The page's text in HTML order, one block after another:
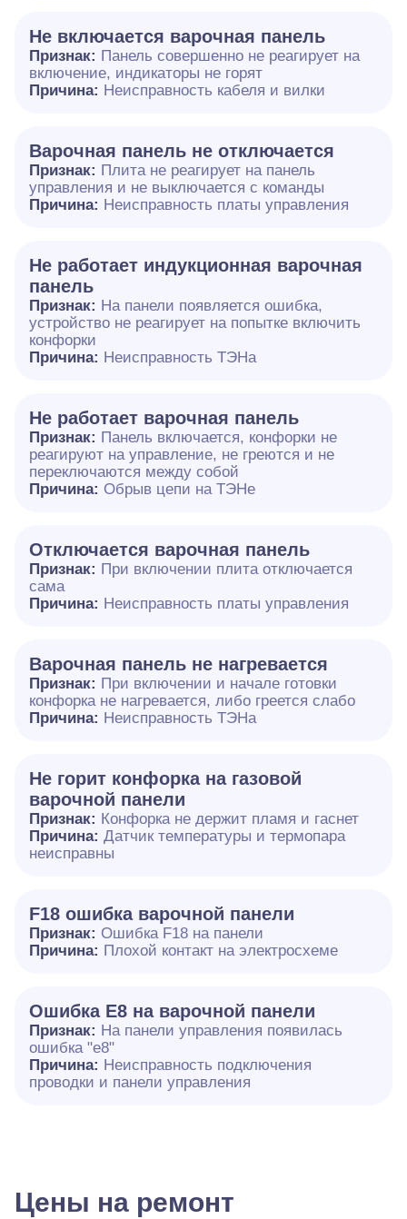
Не включается варочная панель
Признак: Панель совершенно не реагирует на
включение, индикаторы не горят
Причина: Неисправность кабеля и вилки
Варочная панель не отключается
Признак: Плита не реагирует на панель
управления и не выключается с команды
Причина: Неисправность платы управления
Не работает индукционная варочная
панель
Признак: На панели появляется ошибка,
устройство не реагирует на попытке включить
конфорки
Причина: Неисправность ТЭНа
Не работает варочная панель
Признак: Панель включается, конфорки не
реагируют на управление, не греются и не
переключаются между собой
Причина: Обрыв цепи на ТЭНе
Отключается варочная панель
Признак: При включении плита отключается
сама
Причина: Неисправность платы управления
Варочная панель не нагревается
Признак: При включении и начале готовки
конфорка не нагревается, либо греется слабо
Причина: Неисправность ТЭНа
Не горит конфорка на газовой
варочной панели
Признак: Конфорка не держит пламя и гаснет
Причина: Датчик температуры и термопара
неисправны
F18 ошибка варочной панели
Признак: Ошибка F18 на панели
Причина: Плохой контакт на электросхеме
Ошибка E8 на варочной панели
Признак: На панели управления появилась
ошибка "e8"
Причина: Неисправность подключения
проводки и панели управления
Цены на ремонт